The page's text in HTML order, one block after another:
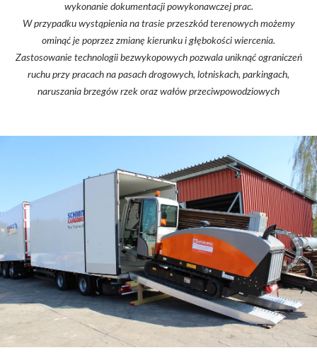
wykonanie dokumentacji powykonawczej prac.
W przypadku wystąpienia na trasie przeszkód terenowych możemy
ominąć je poprzez zmianę kierunku i głębokości wiercenia.
Zastosowanie technologii bezwykopowych pozwala uniknąć ograniczeń
ruchu przy pracach na pasach drogowych, lotniskach, parkingach,
naruszania brzegów rzek oraz wałów przeciwpowodziowych